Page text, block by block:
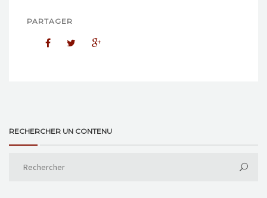
PARTAGER
RECHERCHER UN CONTENU